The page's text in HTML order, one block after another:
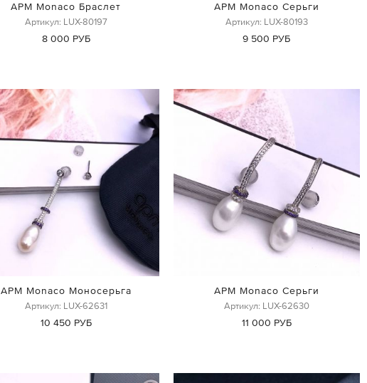
APM Monaco Браслет
Артикул: LUX-80197
8 000 РУБ
APM Monaco Серьги
Артикул: LUX-80193
9 500 РУБ
APM Monaco Моносерьга
Артикул: LUX-62631
10 450 РУБ
APM Monaco Серьги
Артикул: LUX-62630
11 000 РУБ